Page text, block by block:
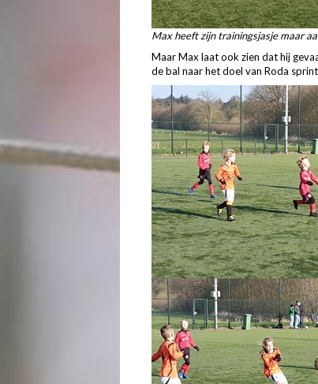
Max heeft zijn trainingsjasje maar
Maar Max laat ook zien dat hij
de bal naar het doel van Roda